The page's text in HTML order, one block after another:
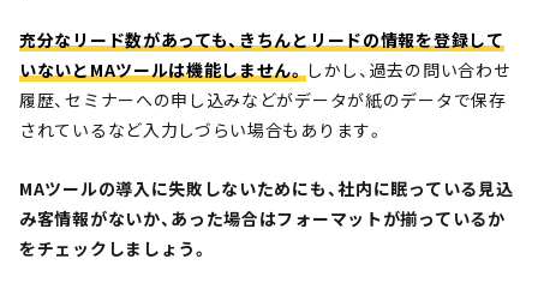
充分なリード数があっても、きちんとリードの情報を登録して
いないとMAツールは機能しません。しかし、過去の問い合わせ
履歴、セミナーへの申し込みなどがデータが紙のデータで保存
されているなど入力しづらい場合もあります。
MAツールの導入に失敗しないためにも、社内に眠っている見込
み客情報がないか、あった場合はフォーマットが揃っているか
をチェックしましょう。